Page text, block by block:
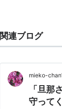
関連ブログ
mieko-
「旦那さんに
守って